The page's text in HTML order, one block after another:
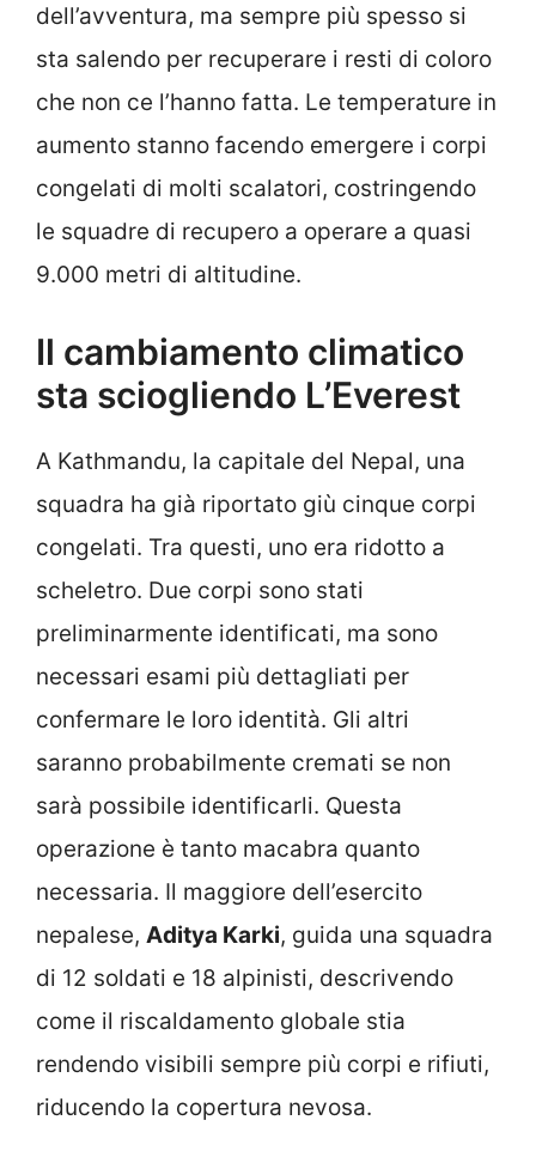
dell’avventura, ma sempre più spesso si
sta salendo per recuperare i resti di coloro
che non ce l’hanno fatta. Le temperature in
aumento stanno facendo emergere i corpi
congelati di molti scalatori, costringendo
le squadre di recupero a operare a quasi
9.000 metri di altitudine.
Il cambiamento climatico
sta sciogliendo L’Everest
A Kathmandu, la capitale del Nepal, una
squadra ha già riportato giù cinque corpi
congelati. Tra questi, uno era ridotto a
scheletro. Due corpi sono stati
preliminarmente identificati, ma sono
necessari esami più dettagliati per
confermare le loro identità. Gli altri
saranno probabilmente cremati se non
sarà possibile identificarli. Questa
operazione è tanto macabra quanto
necessaria. Il maggiore dell’esercito
nepalese, Aditya Karki, guida una squadra
di 12 soldati e 18 alpinisti, descrivendo
come il riscaldamento globale stia
rendendo visibili sempre più corpi e rifiuti,
riducendo la copertura nevosa.